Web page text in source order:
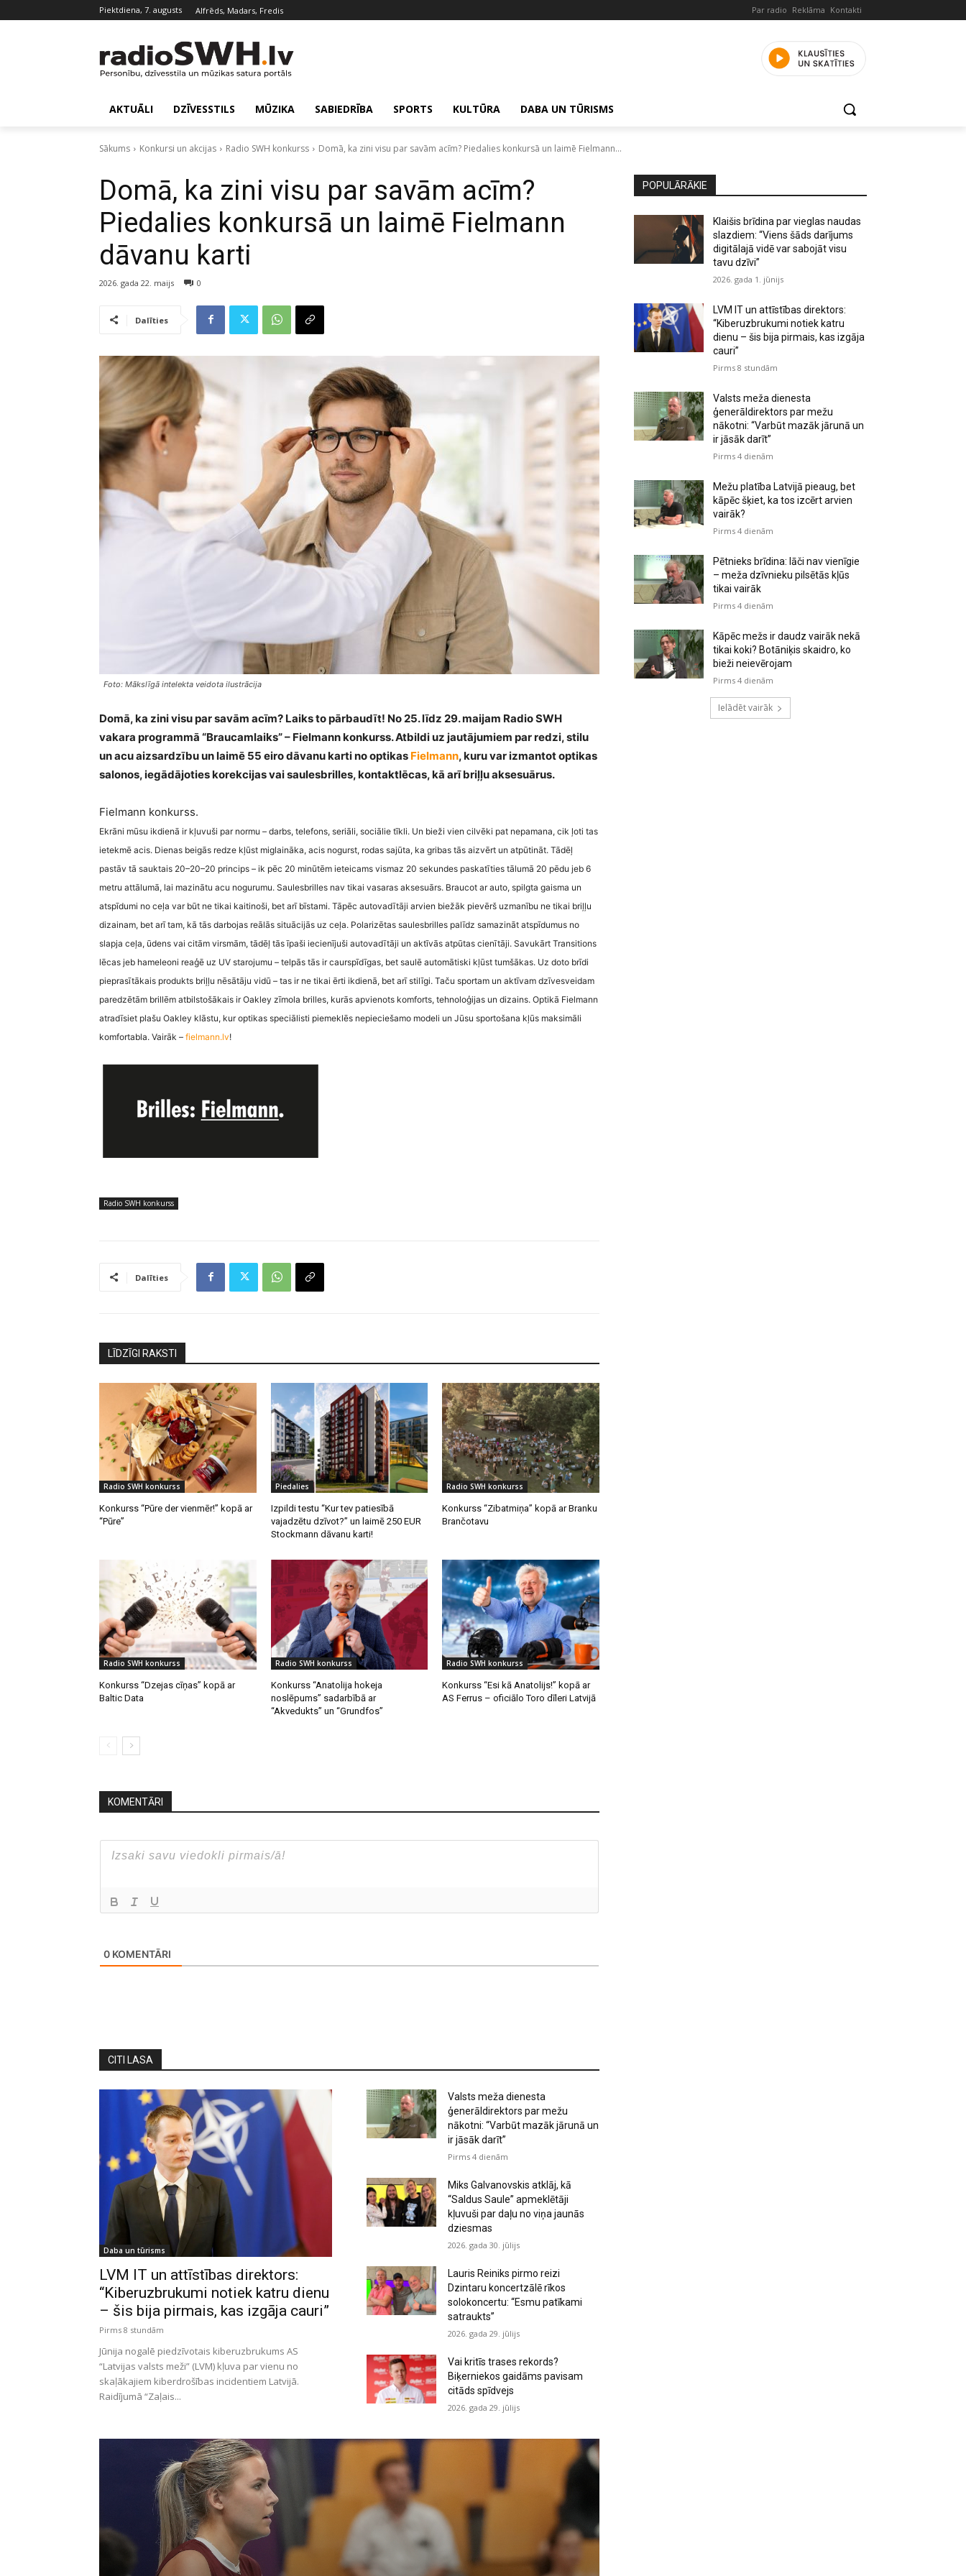
piektdiena, 7. augusts Alfrēds, Madars, Fredis Par radio Reklāma Kontakti
AKTUĀLI DZĪVESSTILS MŪZIKA SABIEDRĪBA SPORTS KULTŪRA DABA UN TŪRISMS
Sākums Konkursi un akcijas Radio SWH konkurss Domā, ka zini visu par savām acīm? Piedalies konkursā un laimē Fielmann...
Domā, ka zini visu par savām acīm?
Piedalies konkursā un laimē Fielmann
dāvanu karti
2026. gada 22. maijs 0
Dalīties
Foto: Mākslīgā intelekta veidota ilustrācija
Domā, ka zini visu par savām acīm? Laiks to pārbaudīt! No 25. līdz 29. maijam Radio SWH
vakara programmā “Braucamlaiks” – Fielmann konkurss. Atbildi uz jautājumiem par redzi, stilu
un acu aizsardzību un laimē 55 eiro dāvanu karti no optikas Fielmann, kuru var izmantot optikas
salonos, iegādājoties korekcijas vai saulesbrilles, kontaktlēcas, kā arī briļļu aksesuārus.
Fielmann konkurss.
Ekrāni mūsu ikdienā ir kļuvuši par normu – darbs, telefons, seriāli, sociālie tīkli. Un bieži vien cilvēki pat nepamana, cik ļoti tas
ietekmē acis. Dienas beigās redze kļūst miglaināka, acis nogurst, rodas sajūta, ka gribas tās aizvērt un atpūtināt. Tādēļ
pastāv tā sauktais 20–20–20 princips – ik pēc 20 minūtēm ieteicams vismaz 20 sekundes paskatīties tālumā 20 pēdu jeb 6
metru attālumā, lai mazinātu acu nogurumu. Saulesbrilles nav tikai vasaras aksesuārs. Braucot ar auto, spilgta gaisma un
atspīdumi no ceļa var būt ne tikai kaitinoši, bet arī bīstami. Tāpēc autovadītāji arvien biežāk pievērš uzmanību ne tikai briļļu
dizainam, bet arī tam, kā tās darbojas reālās situācijās uz ceļa. Polarizētas saulesbrilles palīdz samazināt atspīdumus no
slapja ceļa, ūdens vai citām virsmām, tādēļ tās īpaši iecienījuši autovadītāji un aktīvās atpūtas cienītāji. Savukārt Transitions
lēcas jeb hameleoni reaģē uz UV starojumu – telpās tās ir caurspīdīgas, bet saulē automātiski kļūst tumšākas. Uz doto brīdi
pieprasītākais produkts briļļu nēsātāju vidū – tas ir ne tikai ērti ikdienā, bet arī stilīgi. Taču sportam un aktīvam dzīvesveidam
paredzētām brillēm atbilstošākais ir Oakley zīmola brilles, kurās apvienots komforts, tehnoloģijas un dizains. Optikā Fielmann
atradīsiet plašu Oakley klāstu, kur optikas speciālisti piemeklēs nepieciešamo modeli un Jūsu sportošana kļūs maksimāli
komfortabla. Vairāk – fielmann.lv!
Radio SWH konkurss
Dalīties
LĪDZĪGI RAKSTI
Radio SWH konkurss
Konkurss “Pūre der vienmēr!” kopā ar
“Pūre”
Piedalies
Izpildi testu “Kur tev patiesībā
vajadzētu dzīvot?” un laimē 250 EUR
Stockmann dāvanu karti!
Radio SWH konkurss
Konkurss “Zibatmiņa” kopā ar Branku
Brančotavu
Radio SWH konkurss
Konkurss “Dzejas cīņas” kopā ar
Baltic Data
Radio SWH konkurss
Konkurss “Anatolija hokeja
noslēpums” sadarbībā ar
“Akvedukts” un “Grundfos”
Radio SWH konkurss
Konkurss “Esi kā Anatolijs!” kopā ar
AS Ferrus – oficiālo Toro dīleri Latvijā
KOMENTĀRI
0 KOMENTĀRI
CITI LASA
Daba un tūrisms
LVM IT un attīstības direktors:
“Kiberuzbrukumi notiek katru dienu
– šis bija pirmais, kas izgāja cauri”
Pirms 8 stundām
Jūnija nogalē piedzīvotais kiberuzbrukums AS
“Latvijas valsts meži” (LVM) kļuva par vienu no
skaļākajiem kiberdrošības incidentiem Latvijā.
Raidījumā “Zaļais...
Valsts meža dienesta
ģenerāldirektors par mežu
nākotni: “Varbūt mazāk jārunā un
ir jāsāk darīt”
Pirms 4 dienām
Miks Galvanovskis atklāj, kā
“Saldus Saule” apmeklētāji
kļuvuši par daļu no viņa jaunās
dziesmas
2026. gada 30. jūlijs
Lauris Reiniks pirmo reizi
Dzintaru koncertzālē rīkos
solokoncertu: “Esmu patīkami
satraukts”
2026. gada 29. jūlijs
Vai kritīs trases rekords?
Biķerniekos gaidāms pavisam
citāds spīdvejs
2026. gada 29. jūlijs
POPULĀRĀKIE
Klaišis brīdina par vieglas naudas
slazdiem: “Viens šāds darījums
digitālajā vidē var sabojāt visu
tavu dzīvi”
2026. gada 1. jūnijs
LVM IT un attīstības direktors:
“Kiberuzbrukumi notiek katru
dienu – šis bija pirmais, kas izgāja
cauri”
Pirms 8 stundām
Valsts meža dienesta
ģenerāldirektors par mežu
nākotni: “Varbūt mazāk jārunā un
ir jāsāk darīt”
Pirms 4 dienām
Mežu platība Latvijā pieaug, bet
kāpēc šķiet, ka tos izcērt arvien
vairāk?
Pirms 4 dienām
Pētnieks brīdina: lāči nav vienīgie
– meža dzīvnieku pilsētās kļūs
tikai vairāk
Pirms 4 dienām
Kāpēc mežs ir daudz vairāk nekā
tikai koki? Botāniķis skaidro, ko
bieži neievērojam
Pirms 4 dienām
Ielādēt vairāk